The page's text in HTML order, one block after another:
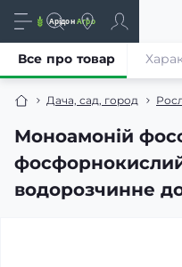
Дача, сад, город
Моноамоній
водорозчинне
Все про товар